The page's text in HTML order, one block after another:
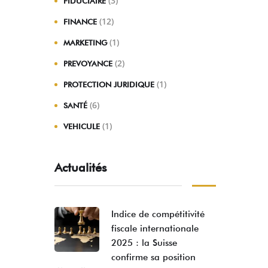
FINANCE (12)
MARKETING (1)
PREVOYANCE (2)
PROTECTION JURIDIQUE (1)
SANTÉ (6)
VEHICULE (1)
Actualités
Indice de compétitivité
fiscale internationale
2025 : la Suisse
confirme sa position